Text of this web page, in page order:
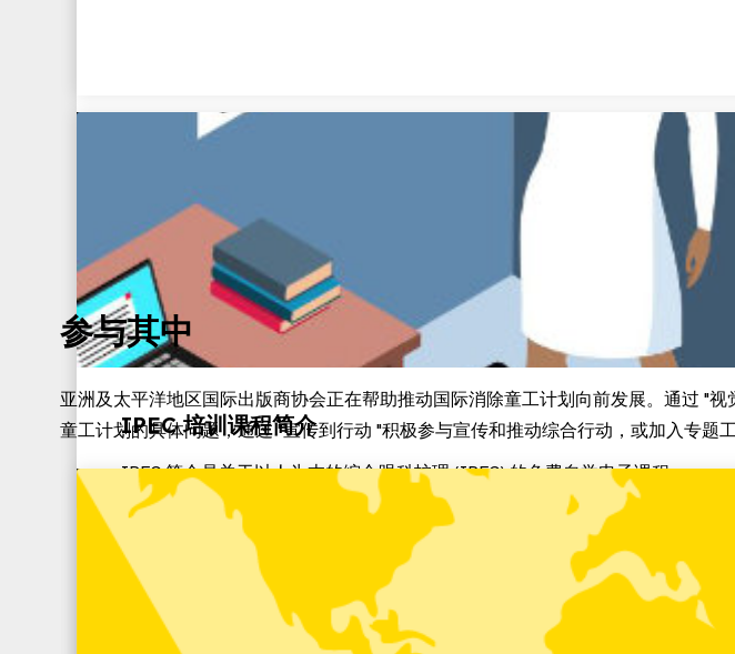
IPEC 培训课程简介
IPEC 简介是关于以人为本的综合眼科护理 (IPEC) 的免费自学电子课程。
参与其中
亚洲及太平洋地区国际出版商协会正在帮助推动国际消除童工计划向前发展。通过 "
童工计划的具体问题，通过 "宣传到行动 "积极参与宣传和推动综合行动，或加入专题